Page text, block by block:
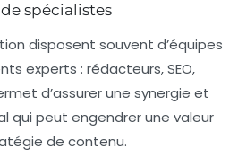
spécialistes
disposent souvent d’équipes
experts : rédacteurs, SEO,
d’assurer une synergie et
qui peut engendrer une valeur
de contenu.